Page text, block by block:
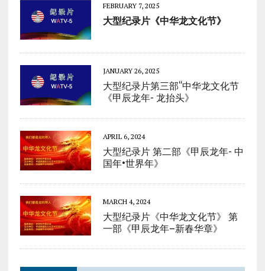
FEBRUARY 7, 2025
大型纪录片《中华龙文化节》
JANUARY 26, 2025
大型纪录片第三部“中华龙文化节
《甲辰龙年- 龙抬头》
APRIL 6, 2024
大型纪录片 第二部《甲辰龙年- 中
国年•世界年》
MARCH 4, 2024
大型纪录片《中华龙文化节》 第
一部《甲辰龙年–新春华章》